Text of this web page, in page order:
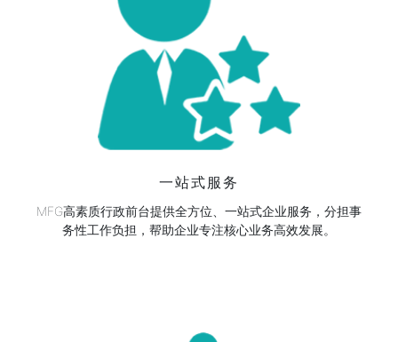
一站式服务
MFG高素质行政前台提供全方位、一站式企业服务，分担事
务性工作负担，帮助企业专注核心业务高效发展。